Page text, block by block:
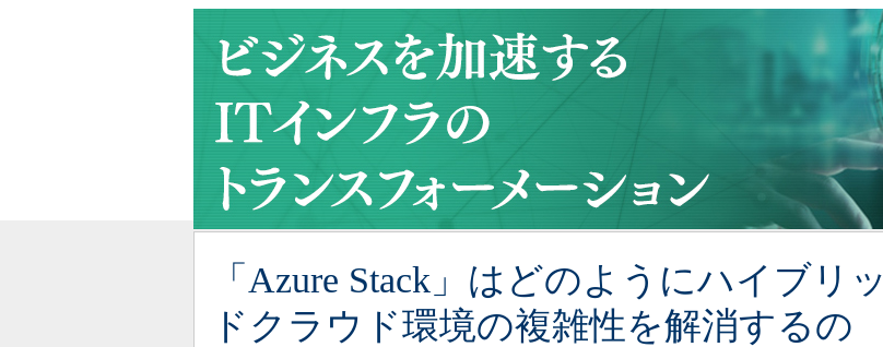
「Azure Stack」はどのようにハイブリッ
ドクラウド環境の複雑性を解消するの